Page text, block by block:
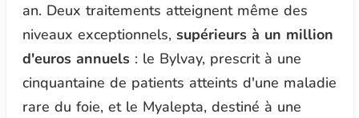
an. Deux traitements atteignent même des
niveaux exceptionnels, supérieurs à un million
d'euros annuels: le Bylvay, prescrit à une
cinquantaine de patients atteints d'une maladie
rare du foie, et le Myalepta, destiné à une